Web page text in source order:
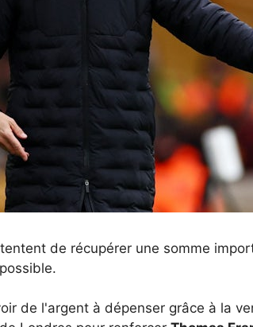
de récupérer une somme
de l'argent à dépenser grâce à la